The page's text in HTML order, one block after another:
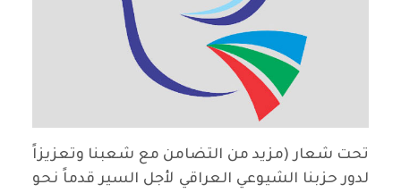
تحت شعار (مزيد من التضامن مع شعبنا وتعزيزاً
لدور حزبنا الشيوعي العراقي لأجل السير قدماً نحو